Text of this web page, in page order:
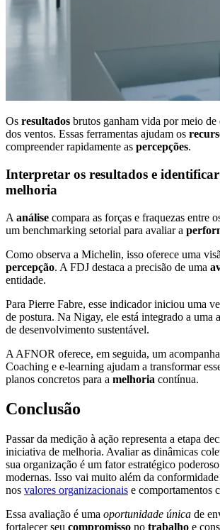
Os resultados brutos ganham vida por meio de
dos ventos. Essas ferramentas ajudam os
compreender rapidamente as percepções.
Interpretar os resultados e identificar
melhoria
A análise compara as forças e fraquezas entre
um benchmarking setorial para avaliar a
Como observa a Michelin, isso oferece uma
percepção. A FDJ destaca a precisão de uma
entidade.
Para Pierre Fabre, esse indicador iniciou uma
de postura. Na Nigay, ele está integrado a uma
de desenvolvimento sustentável.
A AFNOR oferece, em seguida, um
Coaching e e-learning ajudam a transformar
planos concretos para a melhoria contínua.
Conclusão
Passar da medição à ação representa a etapa
iniciativa de melhoria. Avaliar as dinâmicas
sua organização é um fator estratégico
modernas. Isso vai muito além da
nos valores organizacionais e comportamentos
Essa avaliação é uma oportunidade única de
fortalecer seu compromisso no trabalho e